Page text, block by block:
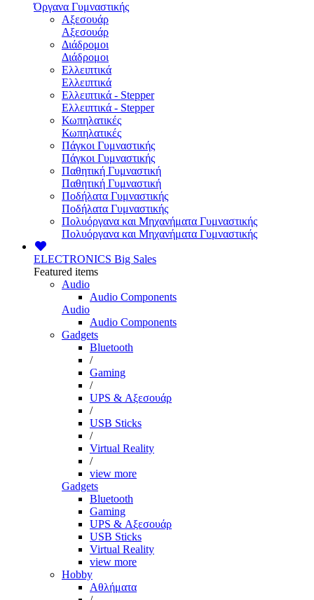
Όργανα Γυμναστικής
Αξεσουάρ
Αξεσουάρ
Διάδρομοι
Διάδρομοι
Ελλειπτικά
Ελλειπτικά
Ελλειπτικά - Stepper
Ελλειπτικά - Stepper
Κωπηλατικές
Κωπηλατικές
Πάγκοι Γυμναστικής
Πάγκοι Γυμναστικής
Παθητική Γυμναστική
Παθητική Γυμναστική
Ποδήλατα Γυμναστικής
Ποδήλατα Γυμναστικής
Πολυόργανα και Μηχανήματα Γυμναστικής
Πολυόργανα και Μηχανήματα Γυμναστικής
ELECTRONICS Big Sales
Featured items
Audio
Audio Components
Audio
Audio Components
Gadgets
Bluetooth
/
Gaming
/
UPS & Αξεσουάρ
/
USB Sticks
/
Virtual Reality
/
view more
Gadgets
Bluetooth
Gaming
UPS & Αξεσουάρ
USB Sticks
Virtual Reality
view more
Hobby
Αθλήματα